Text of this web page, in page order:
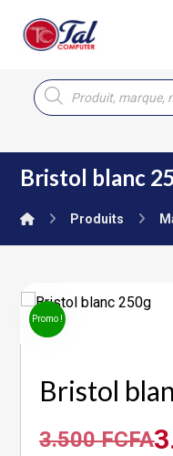
Bristol blanc
Produits
Promo !
Bristol
3.500FCFA